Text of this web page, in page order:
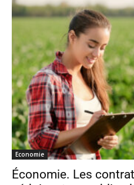
Economie
Économie. Les